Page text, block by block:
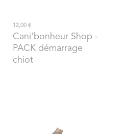
12,00 €
Cani'bonheur Shop -
PACK démarrage
chiot